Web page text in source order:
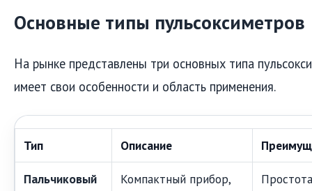
Основные типы пульсоксиметров
На рынке представлены три основных типа
имеет свои особенности и область применения.
Тип Описание
Пальчиковый
Компактный прибор,
Простота